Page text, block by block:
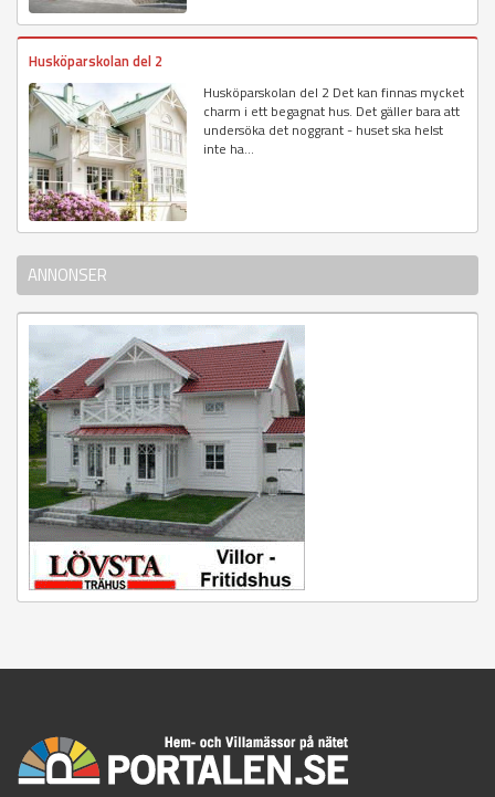
Husköparskolan del 2
Husköparskolan del 2 Det kan finnas mycket
charm i ett begagnat hus. Det gäller bara att
undersöka det noggrant - huset ska helst
inte ha...
ANNONSER